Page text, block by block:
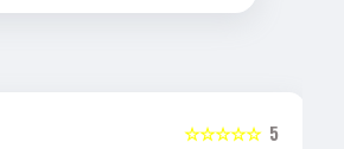
5
☆☆☆☆☆